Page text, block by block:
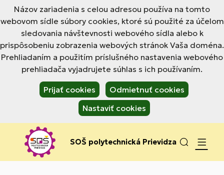
Názov zariadenia s celou adresou používa na tomto
webovom sídle súbory cookies, ktoré sú použité za účelom
sledovania návštevnosti webového sídla alebo k
prispôsobeniu zobrazenia webových stránok Vaša doména.
Prehliadaním a použitím príslušného nastavenia webového
prehliadača vyjadrujete súhlas s ich používaním.
Prijať cookies
Odmietnuť cookies
Nastaviť cookies
SOŠ polytechnická Prievidza